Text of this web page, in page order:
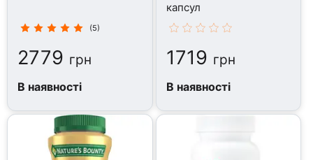
(5)
2779 грн
В наявності
капсул
1719 грн
В наявності